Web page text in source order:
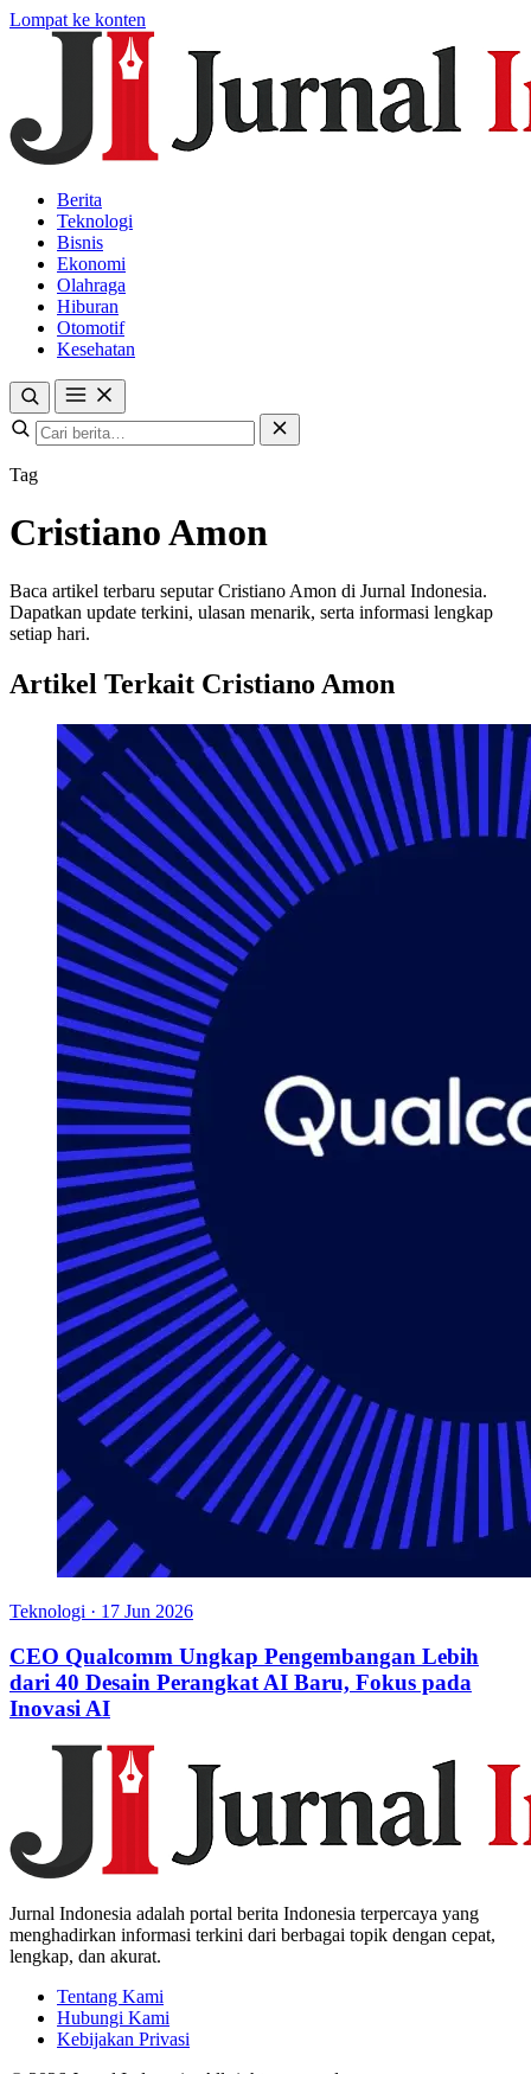
Lompat ke konten
Berita
Teknologi
Bisnis
Ekonomi
Olahraga
Hiburan
Otomotif
Kesehatan
Tag
Cristiano Amon
Baca artikel terbaru seputar Cristiano Amon di Jurnal Indonesia.
Dapatkan update terkini, ulasan menarik, serta informasi lengkap
setiap hari.
Artikel Terkait Cristiano Amon
Teknologi · 17 Jun 2026
CEO Qualcomm Ungkap Pengembangan Lebih
dari 40 Desain Perangkat AI Baru, Fokus pada
Inovasi AI
Jurnal Indonesia adalah portal berita Indonesia terpercaya yang
menghadirkan informasi terkini dari berbagai topik dengan cepat,
lengkap, dan akurat.
Tentang Kami
Hubungi Kami
Kebijakan Privasi